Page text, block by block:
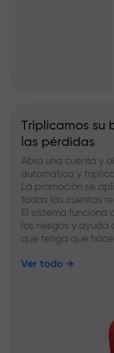
Triplicamos su
las pérdidas
Abra una cuenta y
automática y
La promoción se
todas las cuentas
El sistema funciona
los riesgos y ayuda
que tenga que
Ver todo